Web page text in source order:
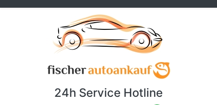
24h Service Hotline